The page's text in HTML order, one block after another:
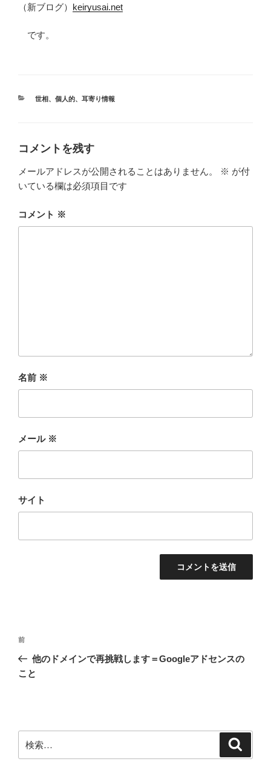
（新ブログ） keiryusai.net
です。
カ
世相、 個人的、 耳寄り情報
コメントを残す
メールアドレスが公開されることはありません。 ※ が付
いている欄は必須項目です
コメント ※
名前 ※
メール ※
サイト
投
ナ
シ
ョ
前
の
投
前
他のドメインで再挑戦します＝Googleアドセンスの
こと
索: